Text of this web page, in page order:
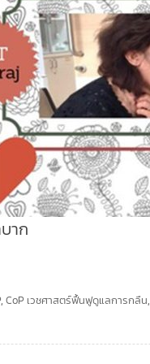
าก
,CoP เวชศาสตร์ฟื้นฟูดูแลการกลืน,